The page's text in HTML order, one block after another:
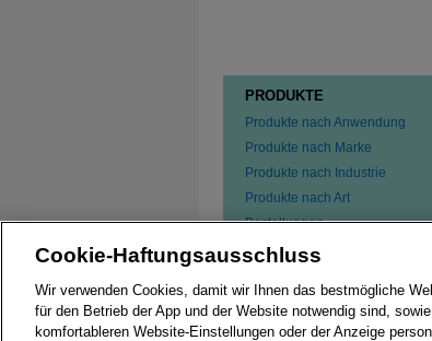
PRODUKTE
Produkte nach Anwendung
Produkte nach Marke
Produkte nach Industrie
Produkte nach Art
Bestellungen
Cookie-Haftungsausschluss
Wir verwenden Cookies, damit wir Ihnen das bestmögliche
für den Betrieb der App und der Website notwendig sind,
komfortableren Website-Einstellungen oder der Anzeige